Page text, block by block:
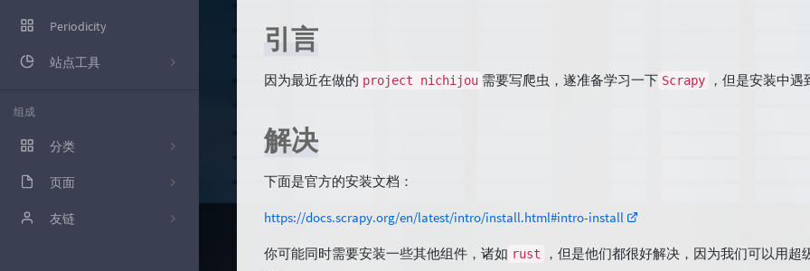
Periodicity
站点工具
组成
分类
10
12
页面
GitHub (Part)
友链
引言
因为最近在做的 project nichijou 需要写爬虫，遂准备学习一下 Scrapy ，但是安装中
解决
下面是官方的安装文档：
https://docs.scrapy.org/en/latest/intro/install.html#intro-install
你可能同时需要安装一些其他组件，诸如 rust
，但是他们都很好解决，因为我们可以用超